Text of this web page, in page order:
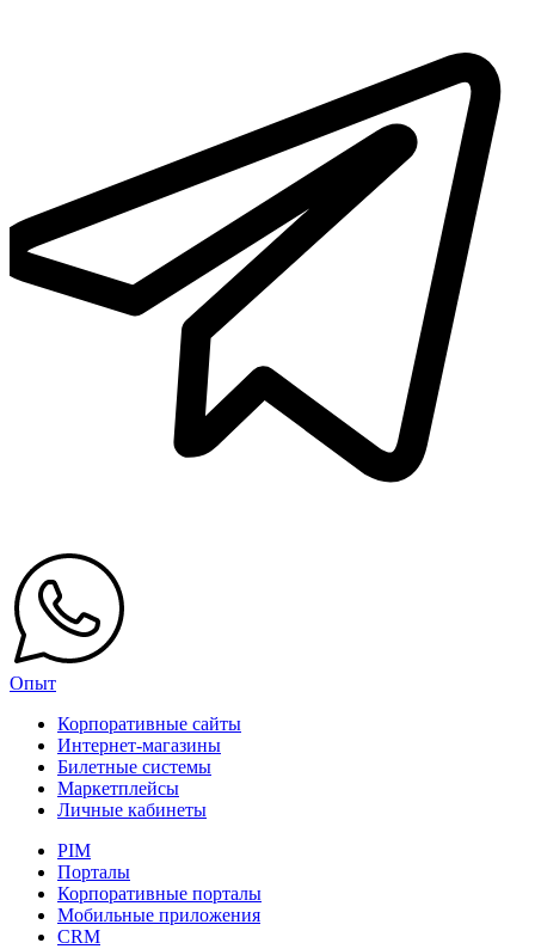
Опыт
Корпоративные сайты
Интернет-магазины
Билетные системы
Маркетплейсы
Личные кабинеты
PIM
Порталы
Корпоративные порталы
Мобильные приложения
CRM